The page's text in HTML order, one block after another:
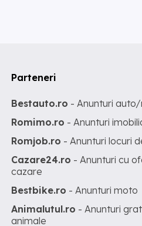
Parteneri
Bestauto.ro - Anunturi
Romimo.ro - Anunturi
Romjob.ro - Anunturi locuri
Cazare24.ro - Anunturi cu
cazare
Bestbike.ro - Anunturi moto
Animalutul.ro - Anunturi
animale